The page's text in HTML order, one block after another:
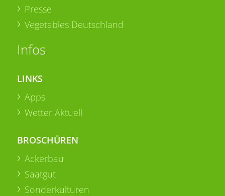
Presse
Vegetables Deutschland
Infos
LINKS
Apps
Wetter Aktuell
BROSCHÜREN
Ackerbau
Saatgut
Sonderkulturen